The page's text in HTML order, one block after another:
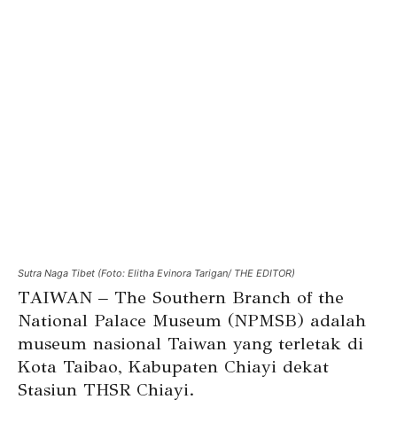
Sutra Naga Tibet (Foto: Elitha Evinora Tarigan/ THE EDITOR)
TAIWAN – The Southern Branch of the
National Palace Museum (NPMSB) adalah
museum nasional Taiwan yang terletak di
Kota Taibao, Kabupaten Chiayi dekat
Stasiun THSR Chiayi.